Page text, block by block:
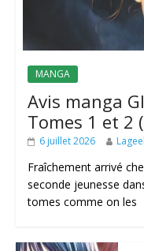
MANGA
Avis manga
Tomes 1 et 2
6 juillet 2026
Fraîchement arrivé
seconde jeunesse
tomes comme on les